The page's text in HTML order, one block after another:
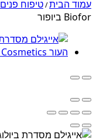
עמוד הבית/טיפוח פנים
Biofor ביופור